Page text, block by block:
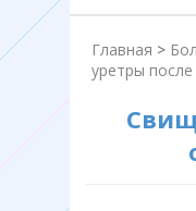
Главная >
уретры